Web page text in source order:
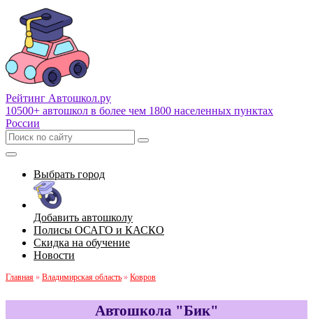
Рейтинг Автошкол.ру
10500+ автошкол в более чем 1800 населенных пунктах
России
Выбрать город
Добавить автошколу
Полисы ОСАГО и КАСКО
Скидка на обучение
Новости
Главная » Владимирская область » Ковров
Автошкола "Бик"